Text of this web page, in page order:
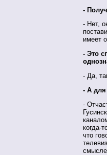
-
- Нет,
имеет
- Это
- Да,
- А для
-
когда-
что